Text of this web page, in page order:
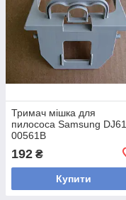
Тримач мішка для
пилососа Samsung
00561B
192 ₴
Купити